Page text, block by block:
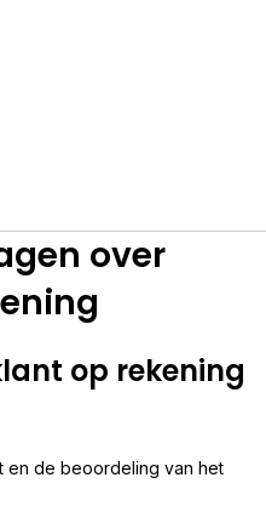
over
op rekening
en de beoordeling van het